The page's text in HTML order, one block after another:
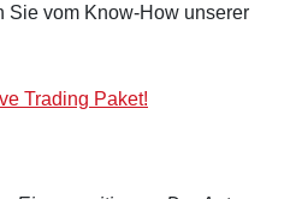
Sie vom Know-How unserer
Trading Paket!